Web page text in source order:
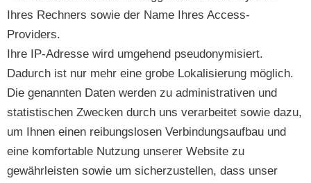
Ihres Rechners sowie der Name Ihres Access-
Providers.
Ihre IP-Adresse wird umgehend pseudonymisiert.
Dadurch ist nur mehr eine grobe Lokalisierung möglich.
Die genannten Daten werden zu administrativen und
statistischen Zwecken durch uns verarbeitet sowie dazu,
um Ihnen einen reibungslosen Verbindungsaufbau und
eine komfortable Nutzung unserer Website zu
gewährleisten sowie um sicherzustellen, dass unser